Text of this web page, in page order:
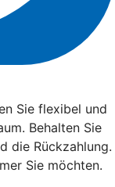
Sie flexibel und
Behalten Sie
die Rückzahlung.
Sie möchten.